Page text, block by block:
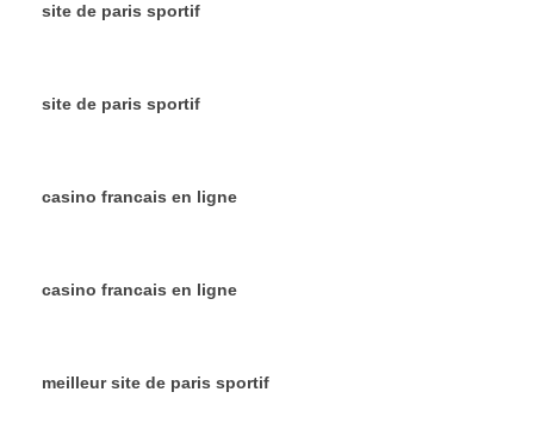
site de paris sportif
site de paris sportif
casino francais en ligne
casino francais en ligne
meilleur site de paris sportif